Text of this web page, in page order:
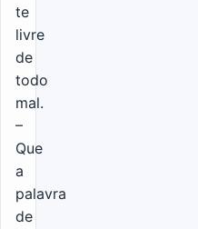
te
livre
de
todo
mal.
–
Que
a
palavra
de